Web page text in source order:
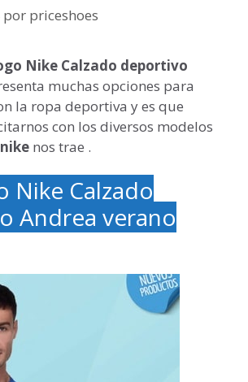
por priceshoes
Nike Calzado deportivo
muchas opciones para
la ropa deportiva y es que
con los diversos modelos
nos trae .
Nike Calzado
Andrea verano